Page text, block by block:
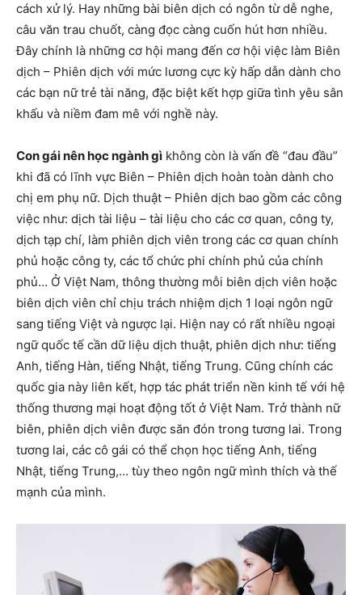
cách xử lý. Hay những bài biên dịch có ngôn từ dễ nghe,
câu văn trau chuốt, càng đọc càng cuốn hút hơn nhiều.
Đây chính là những cơ hội mang đến cơ hội việc làm Biên
dịch – Phiên dịch với mức lương cực kỳ hấp dẫn dành cho
các bạn nữ trẻ tài năng, đặc biệt kết hợp giữa tình yêu sân
khấu và niềm đam mê với nghề này.
Con gái nên học ngành gì không còn là vấn đề “đau đầu”
khi đã có lĩnh vực Biên – Phiên dịch hoàn toàn dành cho
chị em phụ nữ. Dịch thuật – Phiên dịch bao gồm các công
việc như: dịch tài liệu – tài liệu cho các cơ quan, công ty,
dịch tạp chí, làm phiên dịch viên trong các cơ quan chính
phủ hoặc công ty, các tổ chức phi chính phủ của chính
phủ… Ở Việt Nam, thông thường mỗi biên dịch viên hoặc
biên dịch viên chỉ chịu trách nhiệm dịch 1 loại ngôn ngữ
sang tiếng Việt và ngược lại. Hiện nay có rất nhiều ngoại
ngữ quốc tế cần dữ liệu dịch thuật, phiên dịch như: tiếng
Anh, tiếng Hàn, tiếng Nhật, tiếng Trung. Cũng chính các
quốc gia này liên kết, hợp tác phát triển nền kinh tế với hệ
thống thương mại hoạt động tốt ở Việt Nam. Trở thành nữ
biên, phiên dịch viên được săn đón trong tương lai. Trong
tương lai, các cô gái có thể chọn học tiếng Anh, tiếng
Nhật, tiếng Trung,… tùy theo ngôn ngữ mình thích và thế
mạnh của mình.